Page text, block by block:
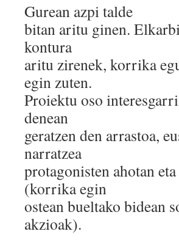
Gurean azpi talde
bitan aritu ginen.
kontura
aritu zirenek, korrika
egin zuten.
Proiektu oso
denean
geratzen den arrastoa,
narratzea
protagonisten ahotan
(korrika egin
ostean bueltako bidean
akzioak).